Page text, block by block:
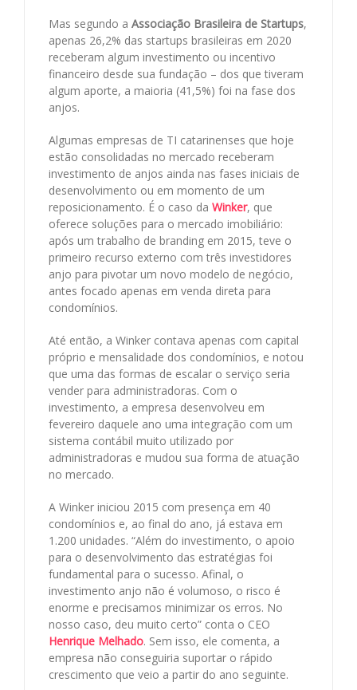
Mas segundo a Associação Brasileira de Startups,
apenas 26,2% das startups brasileiras em 2020
receberam algum investimento ou incentivo
financeiro desde sua fundação – dos que tiveram
algum aporte, a maioria (41,5%) foi na fase dos
anjos.
Algumas empresas de TI catarinenses que hoje
estão consolidadas no mercado receberam
investimento de anjos ainda nas fases iniciais de
desenvolvimento ou em momento de um
reposicionamento. É o caso da Winker, que
oferece soluções para o mercado imobiliário:
após um trabalho de branding em 2015, teve o
primeiro recurso externo com três investidores
anjo para pivotar um novo modelo de negócio,
antes focado apenas em venda direta para
condomínios.
Até então, a Winker contava apenas com capital
próprio e mensalidade dos condomínios, e notou
que uma das formas de escalar o serviço seria
vender para administradoras. Com o
investimento, a empresa desenvolveu em
fevereiro daquele ano uma integração com um
sistema contábil muito utilizado por
administradoras e mudou sua forma de atuação
no mercado.
A Winker iniciou 2015 com presença em 40
condomínios e, ao final do ano, já estava em
1.200 unidades. “Além do investimento, o apoio
para o desenvolvimento das estratégias foi
fundamental para o sucesso. Afinal, o
investimento anjo não é volumoso, o risco é
enorme e precisamos minimizar os erros. No
nosso caso, deu muito certo” conta o CEO
Henrique Melhado. Sem isso, ele comenta, a
empresa não conseguiria suportar o rápido
crescimento que veio a partir do ano seguinte.